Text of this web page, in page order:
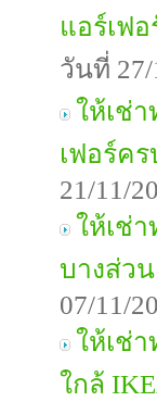
แอร์เฟ
วันที่
ให้เช่
เฟอร์ค
21/11/
ให้เช่
บางส่ว
07/11/
ให้เช่
ใกล้